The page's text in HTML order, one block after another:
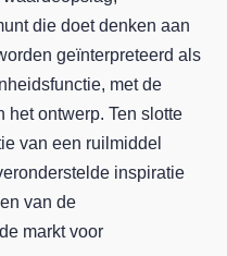
die doet denken aan
geïnterpreteerd als
met de
het ontwerp. Ten slotte
van een ruilmiddel
inspiratie
van de
markt voor